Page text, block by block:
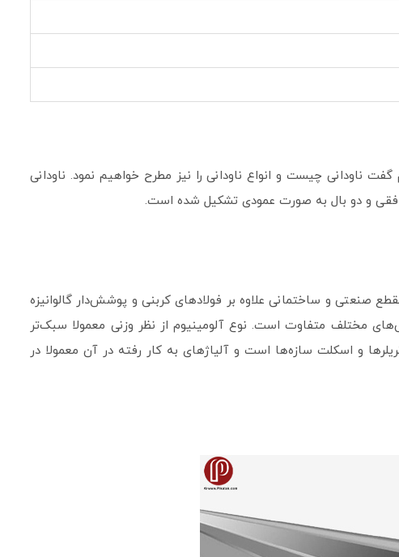
ناودانی چیست و انواع ناودانی را نیز مطرح خواهیم نمود. ناودانی
صنعتی و ساختمانی علاوه بر فولادهای کربنی و پوشش‌دار گالوانیزه
مختلف متفاوت است. نوع آلومینیوم از نظر وزنی معمولا سبک‌تر
و اسکلت سازه‌ها است و آلیا‌ژهای به کار رفته در آن معمولا در